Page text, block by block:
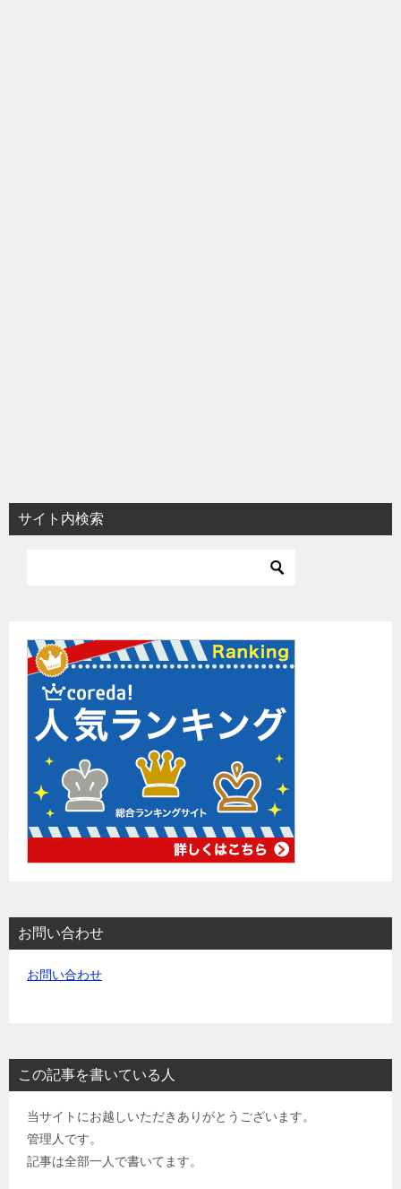
サイト内検索
お問い合わせ
お問い合わせ
この記事を書いている人
当サイトにお越しいただきありがとうございます。
管理人です。
記事は全部一人で書いてます。